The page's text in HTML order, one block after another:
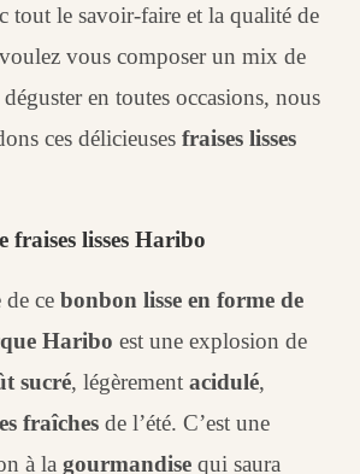
tout le savoir-faire et la qualité de
vous composer un mix de
en toutes occasions, nous
ces délicieusesfraises lisses
fraises lisses Haribo
de cebonbon lisse en forme de
Haribo est une explosion de
sucré, légèrementacidulé,
fraîches de l’été. C’est une
à lagourmandise qui saura